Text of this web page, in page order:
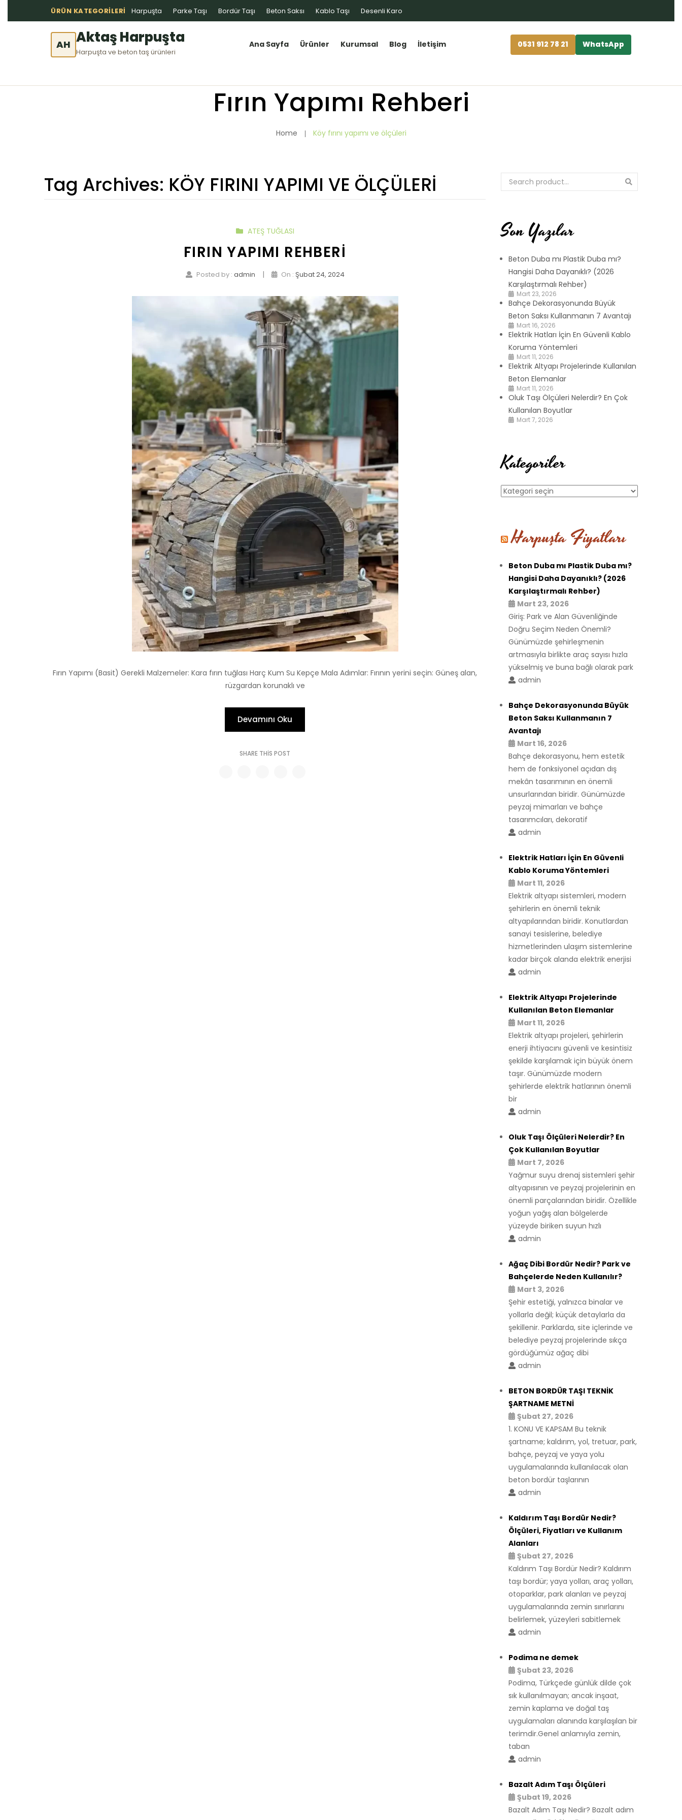
ÜRÜN KATEGORILERI Harpuşta Parke Taşı Bordür Taşı Beton Saksı Kablo Taşı Desenli Karo
AH Aktaş Harpuşta
Harpuşta ve beton taş ürünleri
Ana Sayfa Ürünler Kurumsal Blog İletişim 0531 912 78 21 WhatsApp
Fırın Yapımı Rehberi
Home Köy fırını yapımı ve ölçüleri
Tag Archives: KÖY FIRINI YAPIMI VE ÖLÇÜLERI
ATEŞ TUĞLASI
FIRIN YAPIMI REHBERI
Posted by : admin | On : Şubat 24, 2024
Fırın Yapımı (Basit) Gerekli Malzemeler: Kara fırın tuğlası Harç Kum Su Kepçe Mala Adımlar: Fırının yerini seçin: Güneş alan,
rüzgardan korunaklı ve
Devamını Oku
SHARE THIS POST
Son Yazılar
Beton Duba mı Plastik Duba mı?
Hangisi Daha Dayanıklı? (2026
Karşılaştırmalı Rehber)
Mart 23, 2026
Bahçe Dekorasyonunda Büyük
Beton Saksı Kullanmanın 7 Avantajı
Mart 16, 2026
Elektrik Hatları İçin En Güvenli Kablo
Koruma Yöntemleri
Mart 11, 2026
Elektrik Altyapı Projelerinde Kullanılan
Beton Elemanlar
Mart 11, 2026
Oluk Taşı Ölçüleri Nelerdir? En Çok
Kullanılan Boyutlar
Mart 7, 2026
Kategoriler
Kategoriler
Harpuşta Fiyatları
Beton Duba mı Plastik Duba mı?
Hangisi Daha Dayanıklı? (2026
Karşılaştırmalı Rehber)
Mart 23, 2026
Giriş: Park ve Alan Güvenliğinde
Doğru Seçim Neden Önemli?
Günümüzde şehirleşmenin
artmasıyla birlikte araç sayısı hızla
yükselmiş ve buna bağlı olarak park
admin
Bahçe Dekorasyonunda Büyük
Beton Saksı Kullanmanın 7
Avantajı
Mart 16, 2026
Bahçe dekorasyonu, hem estetik
hem de fonksiyonel açıdan dış
mekân tasarımının en önemli
unsurlarından biridir. Günümüzde
peyzaj mimarları ve bahçe
tasarımcıları, dekoratif
admin
Elektrik Hatları İçin En Güvenli
Kablo Koruma Yöntemleri
Mart 11, 2026
Elektrik altyapı sistemleri, modern
şehirlerin en önemli teknik
altyapılarından biridir. Konutlardan
sanayi tesislerine, belediye
hizmetlerinden ulaşım sistemlerine
kadar birçok alanda elektrik enerjisi
admin
Elektrik Altyapı Projelerinde
Kullanılan Beton Elemanlar
Mart 11, 2026
Elektrik altyapı projeleri, şehirlerin
enerji ihtiyacını güvenli ve kesintisiz
şekilde karşılamak için büyük önem
taşır. Günümüzde modern
şehirlerde elektrik hatlarının önemli
bir
admin
Oluk Taşı Ölçüleri Nelerdir? En
Çok Kullanılan Boyutlar
Mart 7, 2026
Yağmur suyu drenaj sistemleri şehir
altyapısının ve peyzaj projelerinin en
önemli parçalarından biridir. Özellikle
yoğun yağış alan bölgelerde
yüzeyde biriken suyun hızlı
admin
Ağaç Dibi Bordür Nedir? Park ve
Bahçelerde Neden Kullanılır?
Mart 3, 2026
Şehir estetiği, yalnızca binalar ve
yollarla değil; küçük detaylarla da
şekillenir. Parklarda, site içlerinde ve
belediye peyzaj projelerinde sıkça
gördüğümüz ağaç dibi
admin
BETON BORDÜR TAŞI TEKNİK
ŞARTNAME METNİ
Şubat 27, 2026
1. KONU VE KAPSAM Bu teknik
şartname; kaldırım, yol, tretuar, park,
bahçe, peyzaj ve yaya yolu
uygulamalarında kullanılacak olan
beton bordür taşlarının
admin
Kaldırım Taşı Bordür Nedir?
Ölçüleri, Fiyatları ve Kullanım
Alanları
Şubat 27, 2026
Kaldırım Taşı Bordür Nedir? Kaldırım
taşı bordür; yaya yolları, araç yolları,
otoparklar, park alanları ve peyzaj
uygulamalarında zemin sınırlarını
belirlemek, yüzeyleri sabitlemek
admin
Podima ne demek
Şubat 23, 2026
Podima, Türkçede günlük dilde çok
sık kullanılmayan; ancak inşaat,
zemin kaplama ve doğal taş
uygulamaları alanında karşılaşılan bir
terimdir.Genel anlamıyla zemin,
taban
admin
Bazalt Adım Taşı Ölçüleri
Şubat 19, 2026
Bazalt Adım Taşı Nedir? Bazalt adım